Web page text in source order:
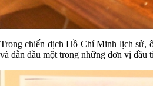
Trong chiến dịch Hồ Chí Minh lịch sử,
và dẫn đầu một trong những đơn vị